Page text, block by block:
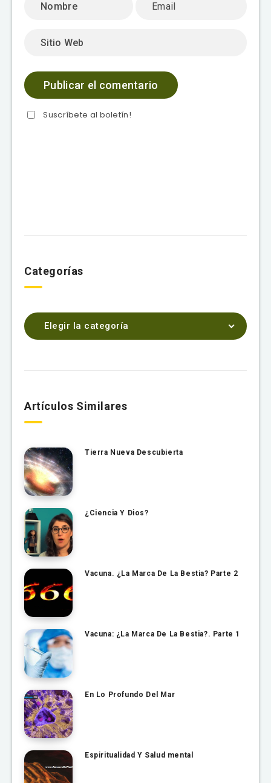
Suscríbete al boletín!
Categorías
Elegir la categoría
Artículos Similares
Tierra Nueva Descubierta
¿Ciencia Y Dios?
Vacuna. ¿La Marca De La Bestia? Parte 2
Vacuna: ¿La Marca De La Bestia?. Parte 1
En Lo Profundo Del Mar
Espiritualidad Y Salud mental